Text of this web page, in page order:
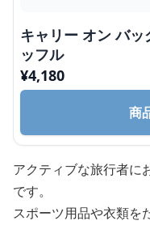
キャリー オン バ
ッフル
¥4,180
商
アクティブな旅行者に
です。
スポーツ用品や衣類を